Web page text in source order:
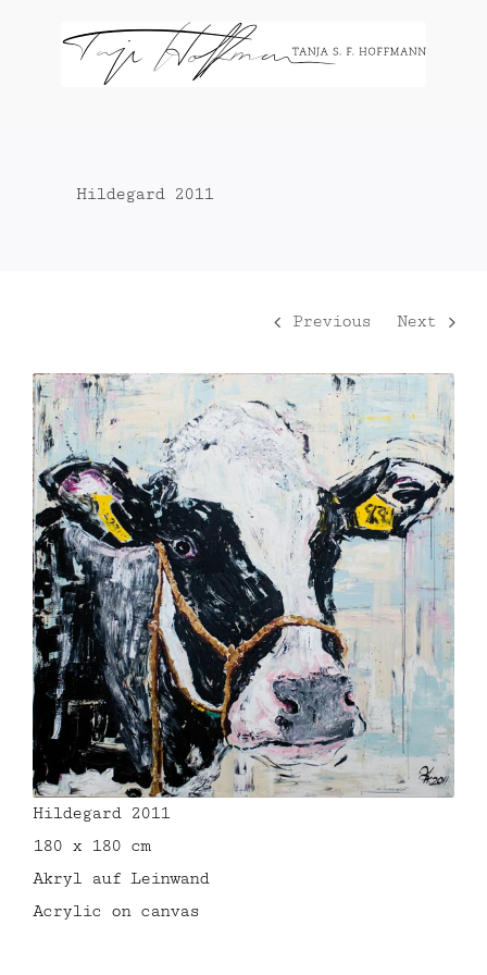
Hildegard 2011
Previous Next
Hildegard 2011
180 x 180 cm
Akryl auf Leinwand
Acrylic on canvas